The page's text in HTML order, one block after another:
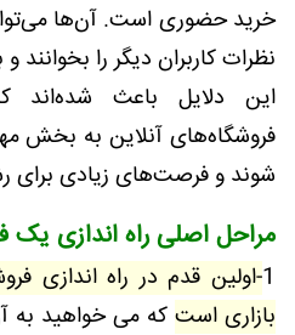
خرید حضوری است. آن‌ها
نظرات کاربران دیگر را
این دلایل باعث شده‌اند
فروشگاه‌های آنلاین به بخش
شوند و فرصت‌های زیادی برای
مراحل اصلی راه اندازی یک
1-اولین قدم در راه اندازی
بازاری است که می خواهید به